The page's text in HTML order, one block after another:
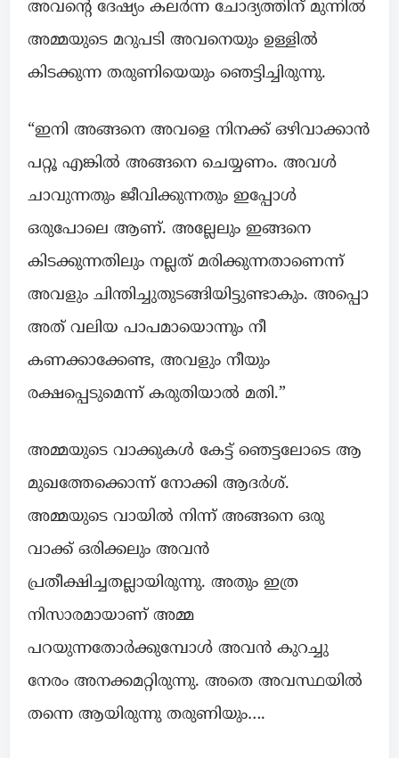
അവന്റെ ദേഷ്യം കലർന്ന ചോദ്യത്തിന് മുന്നിൽ
അമ്മയുടെ മറുപടി അവനെയും ഉള്ളിൽ
കിടക്കുന്ന തരുണിയെയും ഞെട്ടിച്ചിരുന്നു.
“ഇനി അങ്ങനെ അവളെ നിനക്ക് ഒഴിവാക്കാൻ
പറ്റൂ എങ്കിൽ അങ്ങനെ ചെയ്യണം. അവൾ
ചാവുന്നതും ജീവിക്കുന്നതും ഇപ്പോൾ
ഒരുപോലെ ആണ്. അല്ലേലും ഇങ്ങനെ
കിടക്കുന്നതിലും നല്ലത്‌ മരിക്കുന്നതാണെന്ന്
അവളും ചിന്തിച്ചുതുടങ്ങിയിട്ടുണ്ടാകും. അപ്പൊ
അത് വലിയ പാപമായൊന്നും നീ
കണക്കാക്കേണ്ട, അവളും നീയും
രക്ഷപ്പെടുമെന്ന് കരുതിയാൽ മതി.”
അമ്മയുടെ വാക്കുകൾ കേട്ട് ഞെട്ടലോടെ ആ
മുഖത്തേക്കൊന്ന് നോക്കി ആദർശ്.
അമ്മയുടെ വായിൽ നിന്ന് അങ്ങനെ ഒരു
വാക്ക് ഒരിക്കലും അവൻ
പ്രതീക്ഷിച്ചതല്ലായിരുന്നു. അതും ഇത്ര
നിസാരമായാണ് അമ്മ
പറയുന്നതോർക്കുമ്പോൾ അവൻ കുറച്ചു
നേരം അനക്കമറ്റിരുന്നു. അതെ അവസ്ഥയിൽ
തന്നെ ആയിരുന്നു തരുണിയും….